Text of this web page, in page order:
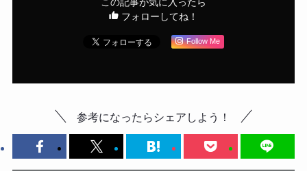
フォローしてね！
Follow Me
参考になったらシェアしよう！